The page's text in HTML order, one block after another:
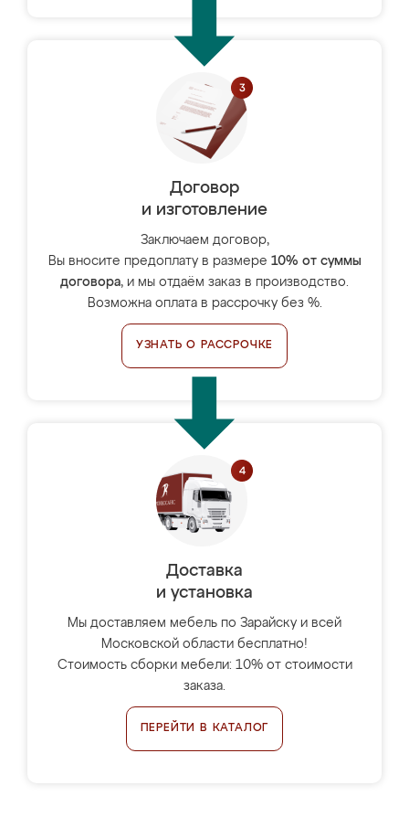
Договор
и изготовление
Заключаем договор,
Вы вносите предоплату в размере 10% от суммы
договора, и мы отдаём заказ в производство.
Возможна оплата в рассрочку без %.
УЗНАТЬ О РАССРОЧКЕ
Доставка
и установка
Мы доставляем мебель по Зарайску и всей
Московской области бесплатно!
Стоимость сборки мебели: 10% от стоимости
заказа.
ПЕРЕЙТИ В КАТАЛОГ